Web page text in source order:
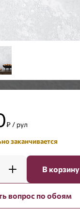
₽ / рул
заканчивается
В корзину
вопрос по обоям